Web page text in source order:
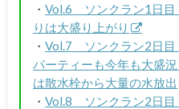
・Vol.6 ソンクラン1日
りは大盛り上がり
・Vol.7 ソンクラン2日
パーティーも今年も大盛
は散水栓から大量の水放出
・Vol.8 ソンクラン2日